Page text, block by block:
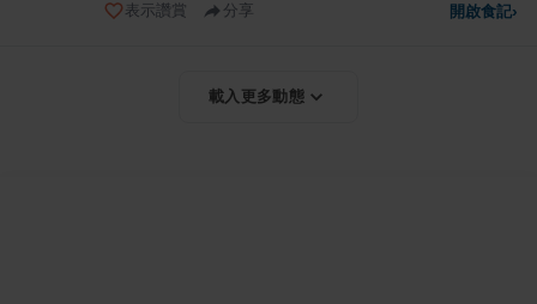
表示讚賞 分享 開啟食記›
載入更多動態